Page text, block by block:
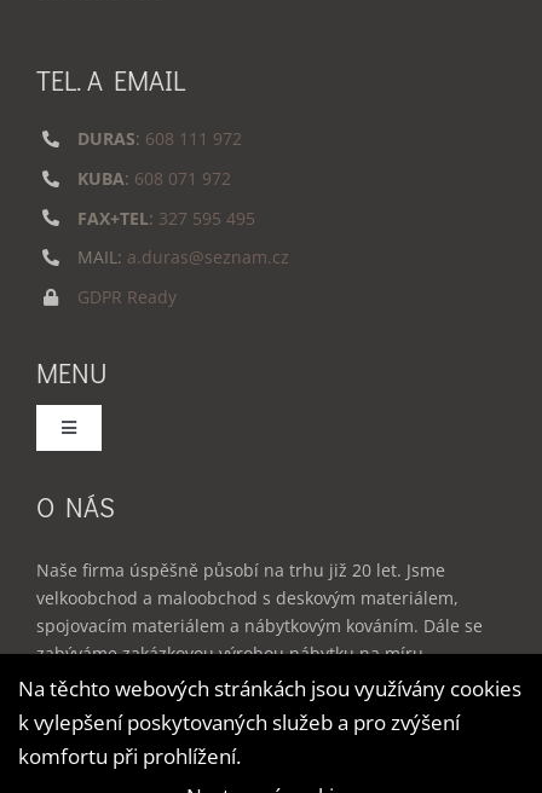
TEL. A EMAIL
DURAS: 608 111 972
KUBA: 608 071 972
FAX+TEL: 327 595 495
MAIL: a.duras@seznam.cz
GDPR Ready
MENU
Toggle
Služby
Produkty
Reference
O NÁS
Naše firma úspěšně působí na trhu již 20 let. Jsme
velkoobchod a maloobchod s deskovým materiálem,
spojovacím materiálem a nábytkovým kováním. Dále se
zabýváme zakázkovou výrobou nábytku na míru –
kuchyňské linky, vestavěné skříně, dětské a studentské
pokoje, obývací stěny, kancelářský nábytek a doplňky do
bytu.
Na těchto webových stránkách jsou využívány cookies
k vylepšení poskytovaných služeb a pro zvýšení
komfortu při prohlížení.